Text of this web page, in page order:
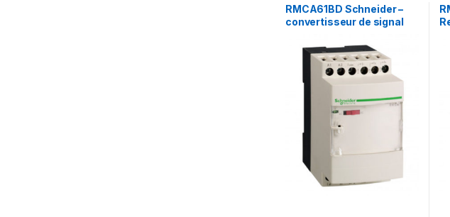
RMCA61BD Schneider –
convertisseur de signal
Zelio Analog